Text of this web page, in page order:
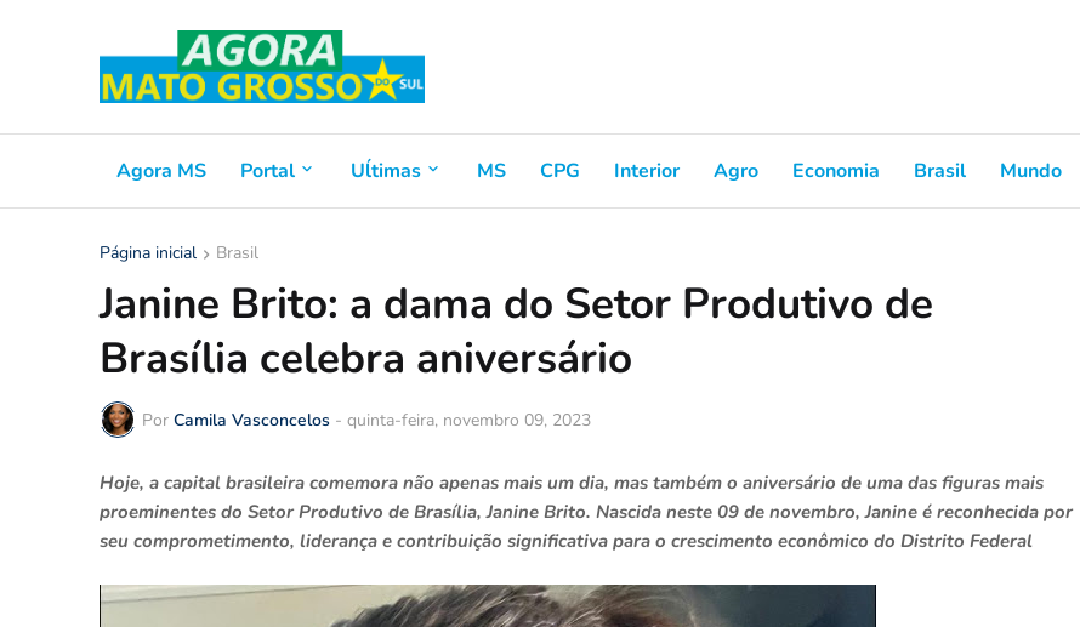
Agora MS Portal Uĺtimas MS CPG Interior Agro Economia Brasil Mundo
Página inicial Brasil
Janine Brito: a dama do Setor Produtivo de
Brasília celebra aniversário
Por Camila Vasconcelos - quinta-feira, novembro 09, 2023
Hoje, a capital brasileira comemora não apenas mais um dia, mas também o aniversário de uma das figuras mais
proeminentes do Setor Produtivo de Brasília, Janine Brito. Nascida neste 09 de novembro, Janine é reconhecida por
seu comprometimento, liderança e contribuição significativa para o crescimento econômico do Distrito Federal